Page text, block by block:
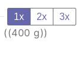
1x 2x 3x
((400 g))